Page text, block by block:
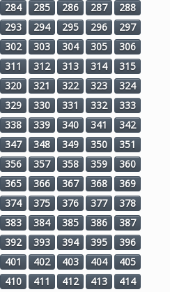
284 285 286 287
288
293 294 295 296
297
302 303 304 305
306
311 312 313 314
315
320 321 322 323
324
329 330 331 332
333
338 339 340 341
342
347 348 349 350
351
356 357 358 359
360
365 366 367 368
369
374 375 376 377
378
383 384 385 386
387
392 393 394 395
396
401 402 403 404
405
410 411 412 413
414